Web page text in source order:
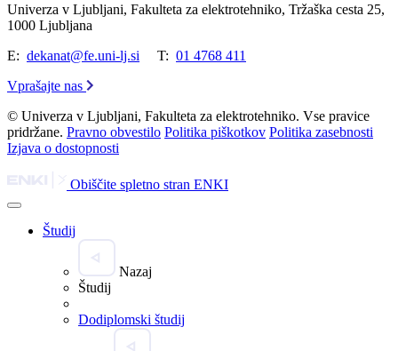
Univerza v Ljubljani, Fakulteta za elektrotehniko, Tržaška cesta 25,
1000 Ljubljana
E: dekanat@fe.uni-lj.si T: 01 4768 411
Vprašajte nas
© Univerza v Ljubljani, Fakulteta za elektrotehniko. Vse pravice
pridržane. Pravno obvestilo Politika piškotkov Politika zasebnosti
Izjava o dostopnosti
Obiščite spletno stran ENKI
Študij
Nazaj
Študij
Dodiplomski študij